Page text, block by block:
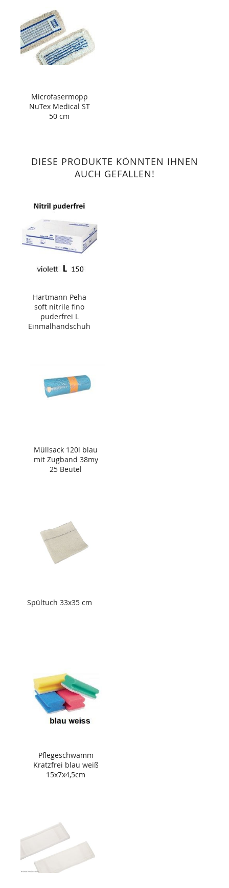
Microfasermopp
NuTex Medical ST
50 cm
DIESE PRODUKTE KÖNNTEN IHNEN
AUCH GEFALLEN!
Hartmann Peha
soft nitrile fino
puderfrei L
Einmalhandschuh
Müllsack 120l blau
mit Zugband 38my
25 Beutel
Spültuch 33x35 cm
Pflegeschwamm
Kratzfrei blau weiß
15x7x4,5cm